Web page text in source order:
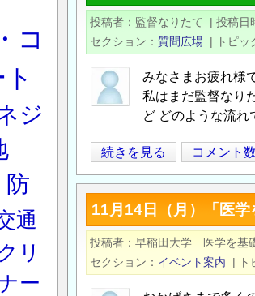
処
に
よ
る
に
つ
い
て
の
投稿者 監督なりたて | 投稿日
セクション
質問広場 | トピッ
みなさまお疲れ様
私はまだ監督なり
ど どのような流れ
仮
設
工
人
道
の
続きを見る コメント
11月14日（月）「医
投稿者 早稲田大学 医学を基
セクション
イベント案内 |
コ
ジ
防
通
リ
ー